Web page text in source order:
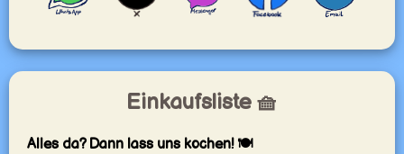
Einkaufsliste 🧺
Alles da? Dann lass uns kochen! 🍽️